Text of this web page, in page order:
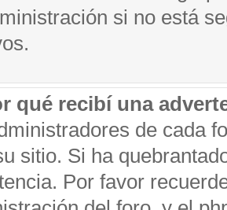
si no está
qué recibí una
de cada
sitio. Si ha
Por favor